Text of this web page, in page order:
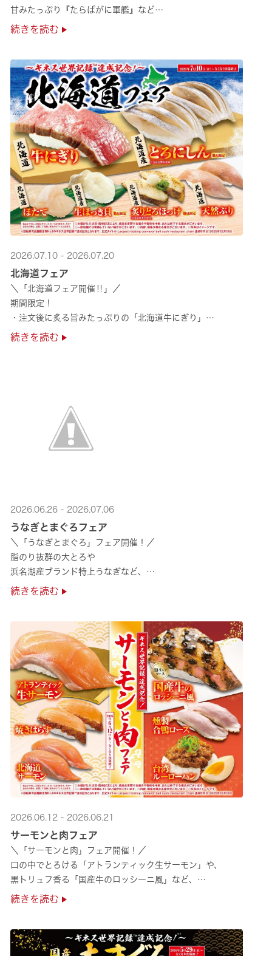
甘みたっぷり『たらばがに軍艦』など
絶品のかにを味わいつくせる！🦀
ぜひくら寿司へお越しください！✨
続きを読む
2026.07.10 - 2026.07.20
北海道フェア
＼「北海道フェア開催‼」／
期間限定！
・注文後に炙る旨みたっぷりの「北海道牛にぎり」
・濃厚な甘みの「北海道ほたて」
続きを読む
2026.06.26 - 2026.07.06
うなぎとまぐろフェア
＼「うなぎとまぐろ」フェア開催！／
脂のり抜群の大とろや
浜名湖産ブランド特上うなぎなど、
夏のスタミナ補給にぴったりのメニューが勢揃い✨
続きを読む
2026.06.12 - 2026.06.21
サーモンと肉フェア
＼「サーモンと肉」フェア開催！／
口の中でとろける「アトランティック生サーモン」や、
黒トリュフ香る「国産牛のロッシーニ風」など、
圧倒的な贅沢感をぜひ店舗でご堪能ください🍣
続きを読む